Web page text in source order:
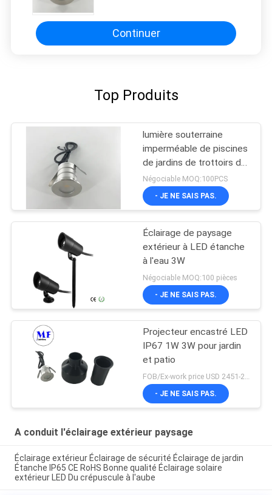
Continuer
Top Produits
lumière souterraine
imperméable de piscines
de jardins de trottoirs de
places de routes de
puce de CREE de 3W
LED
Négociable MOQ:100PCS
- JE NE SAIS PAS.
Éclairage de paysage
extérieur à LED étanche
à l'eau 3W
Négociable MOQ:100 pièces
- JE NE SAIS PAS.
Projecteur encastré LED
IP67 1W 3W pour jardin
et patio
- JE NE SAIS PAS.
A conduit l'éclairage extérieur paysage
Éclairage extérieur Éclairage de sécurité Éclairage de jardin
Étanche IP65 CE RoHS Bonne qualité Éclairage solaire
extérieur LED Du crépuscule à l'aube